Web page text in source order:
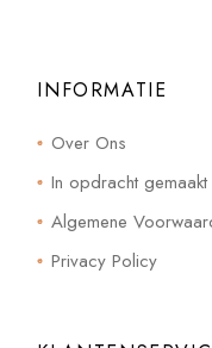
INFORMATIE
Over Ons
In opdracht gemaakt
Algemene
Privacy Policy